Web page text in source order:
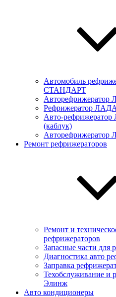
Автомобиль
СТАНДАРТ
Рефрижератор
Авто-
(каблук)
Ремонт рефрижераторов
Ремонт и
рефрижераторов
Запасные части для
Диагностика авто
Заправка
Техобслуживание и
Элинж
Авто кондиционеры